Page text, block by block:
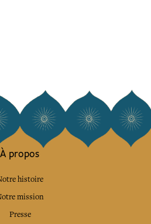
À propos
histoire
mission
Presse